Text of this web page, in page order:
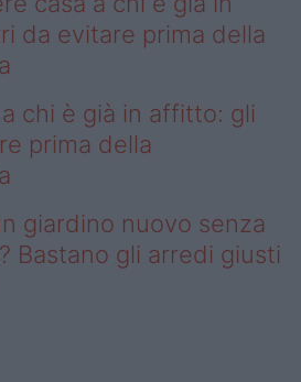
da evitare prima della
chi è già in affitto: gli
prima della
giardino nuovo senza
Bastano gli arredi giusti